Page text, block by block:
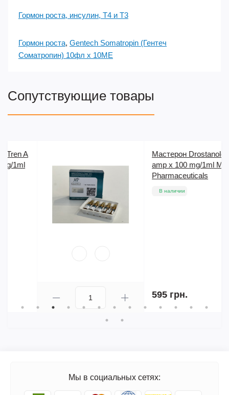
Гормон роста, инсулин, Т4 и Т3
Гормон роста, Gentech Somatropin (Гентеч
Соматропин) 10фл х 10ME
Сопутствующие товары
Мастерон Drostanolone 5
amp x 100 mg/1ml Magnus
Pharmaceuticals
595 грн.
Мы в социальных сетях: